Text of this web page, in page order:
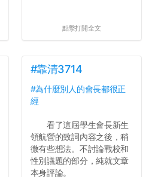
點擊打開全文
#靠清3714
#為什麼別人的會長都很正
經
看了這屆學生會長新生
領航營的致詞內容之後，稍
微有些想法。不討論戰校和
性別議題的部分，純就文章
本身評論。